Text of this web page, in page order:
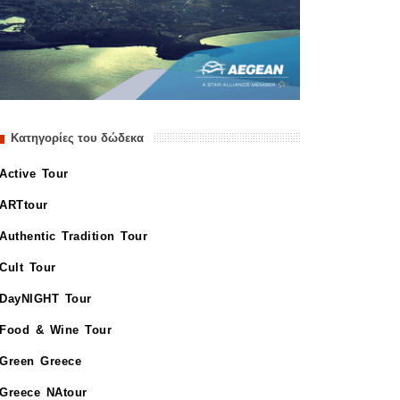
Κατηγορίες του δώδεκα
Active Tour
ARTtour
Authentic Tradition Tour
Cult Tour
DayNIGHT Tour
Food & Wine Tour
Green Greece
Greece NAtour